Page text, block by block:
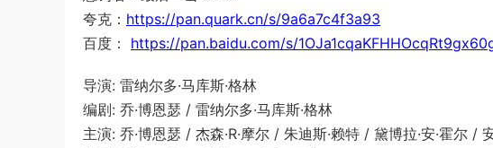
夸克： https://pan.quark.cn/s/9a6a7c4f3a93
百度： https://pan.baidu.com/s/
导演: 雷纳尔多·马库斯·格林
编剧: 乔·博恩瑟 / 雷纳尔多·马库斯·格林
主演: 乔·博恩瑟 / 杰森·R·摩尔 / 朱迪斯·赖特 / 黛博拉·安·霍尔 /